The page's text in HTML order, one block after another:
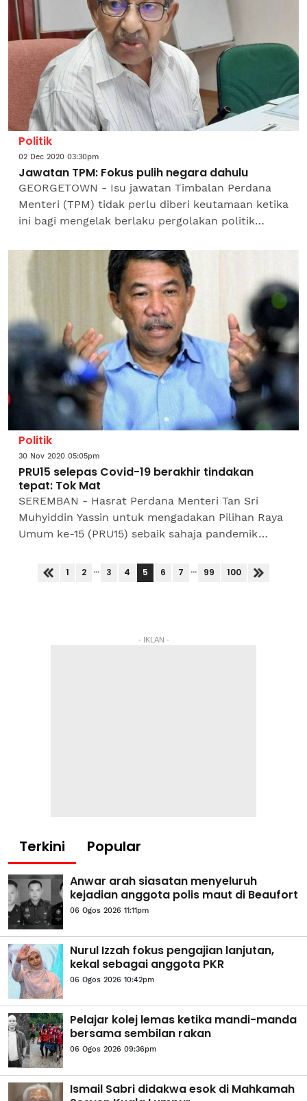
Politik
02 Dec 2020 03:30pm
Jawatan TPM: Fokus pulih negara dahulu
GEORGETOWN - Isu jawatan Timbalan Perdana
Menteri (TPM) tidak perlu diberi keutamaan ketika
ini bagi mengelak berlaku pergolakan politik
dengan penularan...
Politik
30 Nov 2020 05:05pm
PRU15 selepas Covid-19 berakhir tindakan
tepat: Tok Mat
SEREMBAN - Hasrat Perdana Menteri Tan Sri
Muhyiddin Yassin untuk mengadakan Pilihan Raya
Umum ke-15 (PRU15) sebaik sahaja pandemik
yang tepat bagi...
1 2 ... 3 4 5 6 7 ... 99 100
- IKLAN -
Terkini Popular
Anwar arah siasatan menyeluruh
kejadian anggota polis maut di Beaufort
06 Ogos 2026 11:11pm
Nurul Izzah fokus pengajian lanjutan,
kekal sebagai anggota PKR
06 Ogos 2026 10:42pm
Pelajar kolej lemas ketika mandi-manda
bersama sembilan rakan
06 Ogos 2026 09:36pm
Ismail Sabri didakwa esok di Mahkamah